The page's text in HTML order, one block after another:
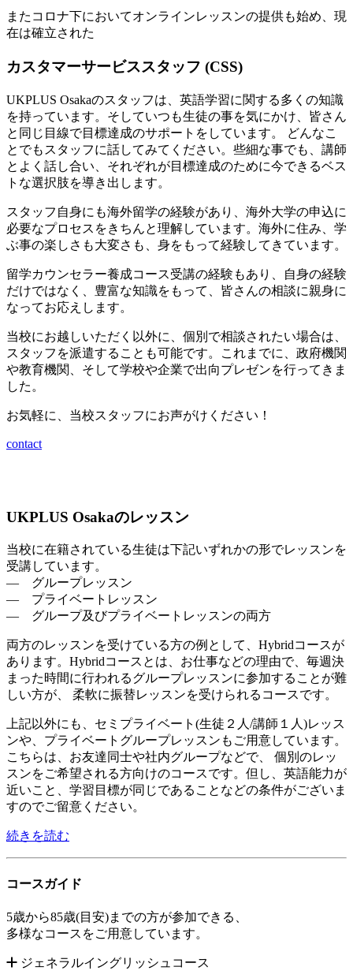
またコロナ下においてオンラインレッスンの提供も始め、現
在は確立された
カスタマーサービススタッフ (CSS)
UKPLUS Osakaのスタッフは、英語学習に関する多くの知識
を持っています。そしていつも生徒の事を気にかけ、皆さん
と同じ目線で目標達成のサポートをしています。 どんなこ
とでもスタッフに話してみてください。些細な事でも、講師
とよく話し合い、それぞれが目標達成のために今できるベス
トな選択肢を導き出します。
スタッフ自身にも海外留学の経験があり、海外大学の申込に
必要なプロセスをきちんと理解しています。海外に住み、学
ぶ事の楽しさも大変さも、身をもって経験してきています。
留学カウンセラー養成コース受講の経験もあり、自身の経験
だけではなく、豊富な知識をもって、皆さんの相談に親身に
なってお応えします。
当校にお越しいただく以外に、個別で相談されたい場合は、
スタッフを派遣することも可能です。これまでに、政府機関
や教育機関、そして学校や企業で出向プレゼンを行ってきま
した。
お気軽に、当校スタッフにお声がけください！
contact
UKPLUS Osakaのレッスン
当校に在籍されている生徒は下記いずれかの形でレッスンを
受講しています。
― グループレッスン
― プライベートレッスン
― グループ及びプライベートレッスンの両方
両方のレッスンを受けている方の例として、Hybridコースが
あります。Hybridコースとは、お仕事などの理由で、毎週決
まった時間に行われるグループレッスンに参加することが難
しい方が、 柔軟に振替レッスンを受けられるコースです。
上記以外にも、セミプライベート(生徒２人/講師１人)レッス
ンや、プライベートグループレッスンもご用意しています。
こちらは、お友達同士や社内グループなどで、 個別のレッ
スンをご希望される方向けのコースです。但し、英語能力が
近いこと、学習目標が同じであることなどの条件がございま
すのでご留意ください。
続きを読む
コースガイド
5歳から85歳(目安)までの方が参加できる、
多様なコースをご用意しています。
ジェネラルイングリッシュコース